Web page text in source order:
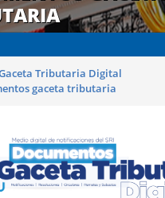
Tributaria Digital
gaceta tributaria